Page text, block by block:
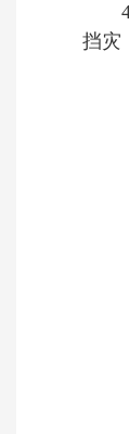
4、
挡灾